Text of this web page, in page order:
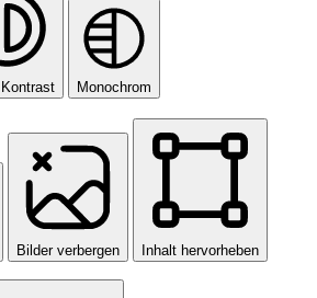
Monochrom
Bilder verbergen Inhalt hervorheben